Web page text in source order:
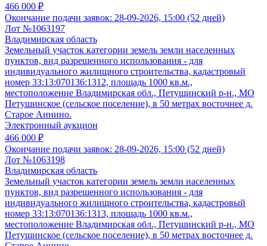
466 000 ₽
Окончание подачи заявок: 28-09-2026, 15:00 (52 дней)
Лот №1063197
Владимирская область
Земельный участок категории земель земли населенных
пунктов, вид разрешенного использования - для
индивидуального жилищного строительства, кадастровый
номер 33:13:070136:1312, площадь 1000 кв.м.,
местоположение Владимирская обл., Петушинский р-н., МО
Петушинское (сельское поселение), в 50 метрах восточнее д.
Старое Аннино.
Электронный аукцион
466 000 ₽
Окончание подачи заявок: 28-09-2026, 15:00 (52 дней)
Лот №1063198
Владимирская область
Земельный участок категории земель земли населенных
пунктов, вид разрешенного использования - для
индивидуального жилищного строительства, кадастровый
номер 33:13:070136:1313, площадь 1000 кв.м.,
местоположение Владимирская обл., Петушинский р-н., МО
Петушинское (сельское поселение), в 50 метрах восточнее д.